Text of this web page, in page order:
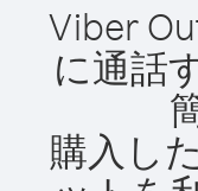
Viber
に通話
購入し